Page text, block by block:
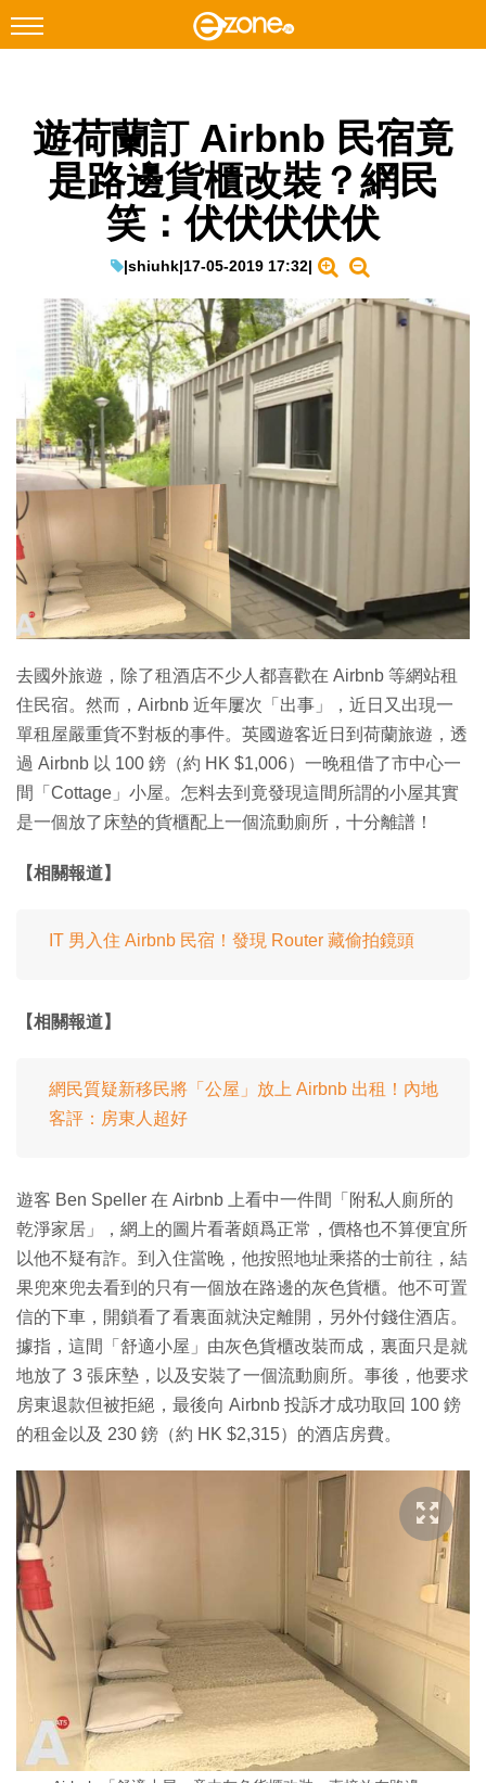
Facebook Instagram
科技焦點
教學評測
EduTech
IT Times
生成式AI與雲端應用
Enterprise Digital Transformation
特集
遊荷蘭訂 Airbnb 民宿竟
是路邊貨櫃改裝？網民
笑：伏伏伏伏伏
|shiuhk|17-05-2019 17:32|
去國外旅遊，除了租酒店不少人都喜歡在 Airbnb 等網站租
住民宿。然而，Airbnb 近年屢次「出事」，近日又出現一
單租屋嚴重貨不對板的事件。英國遊客近日到荷蘭旅遊，透
過 Airbnb 以 100 鎊（約 HK $1,006）一晚租借了市中心一
間「Cottage」小屋。怎料去到竟發現這間所謂的小屋其實
是一個放了床墊的貨櫃配上一個流動廁所，十分離譜！
【相關報道】
IT 男入住 Airbnb 民宿！發現 Router 藏偷拍鏡頭
【相關報道】
網民質疑新移民將「公屋」放上 Airbnb 出租！內地
客評：房東人超好
遊客 Ben Speller 在 Airbnb 上看中一件間「附私人廁所的
乾淨家居」，網上的圖片看著頗爲正常，價格也不算便宜所
以他不疑有詐。到入住當晚，他按照地址乘搭的士前往，結
果兜來兜去看到的只有一個放在路邊的灰色貨櫃。他不可置
信的下車，開鎖看了看裏面就決定離開，另外付錢住酒店。
據指，這間「舒適小屋」由灰色貨櫃改裝而成，裏面只是就
地放了 3 張床墊，以及安裝了一個流動廁所。事後，他要求
房東退款但被拒絕，最後向 Airbnb 投訴才成功取回 100 鎊
的租金以及 230 鎊（約 HK $2,315）的酒店房費。